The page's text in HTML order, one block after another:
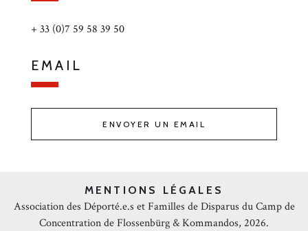
+ 33 (0)7 59 58 39 50
EMAIL
ENVOYER UN EMAIL
MENTIONS LÉGALES
Association des Déporté.e.s et Familles de Disparus du Camp de
Concentration de Flossenbürg & Kommandos, 2026.